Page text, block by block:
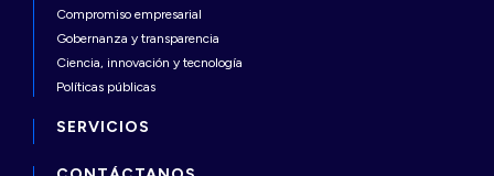
Compromiso empresarial
Gobernanza y transparencia
Ciencia, innovación y tecnología
Políticas públicas
SERVICIOS